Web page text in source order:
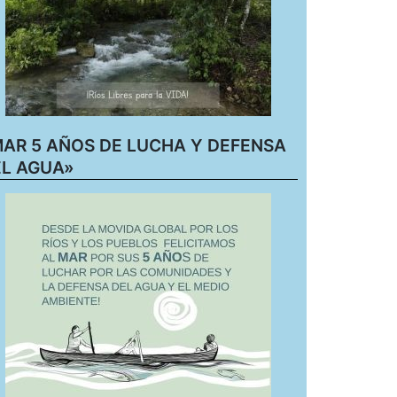
5 AÑOS DE LUCHA Y DEFENSA
AGUA»